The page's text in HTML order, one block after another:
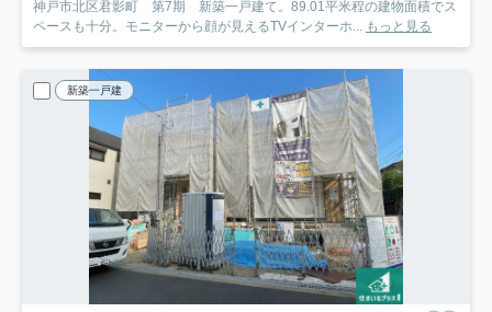
神戸市北区君影町 第7期 新築一戸建て。89.01平米程の建物面積でス
ペースも十分。モニターから顔が見えるTVインターホ...
もっと見る
新築一戸建